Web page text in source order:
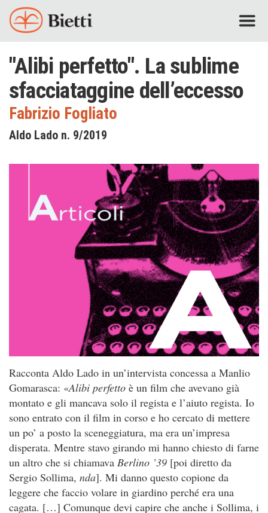
"Alibi perfetto". La sublime
sfacciataggine dell’eccesso
Fabrizio Fogliato
Aldo Lado n. 9/2019
Racconta Aldo Lado in un’intervista concessa a Manlio
Gomarasca: «Alibi perfetto è un film che avevano già
montato e gli mancava solo il regista e l’aiuto regista. Io
sono entrato con il film in corso e ho cercato di mettere
un po’ a posto la sceneggiatura, ma era un’impresa
disperata. Mentre stavo girando mi hanno chiesto di farne
un altro che si chiamava Berlino ’39 [poi diretto da
Sergio Sollima, nda]. Mi danno questo copione da
leggere che faccio volare in giardino perché era una
cagata. […] Comunque devi capire che anche i Sollima, i